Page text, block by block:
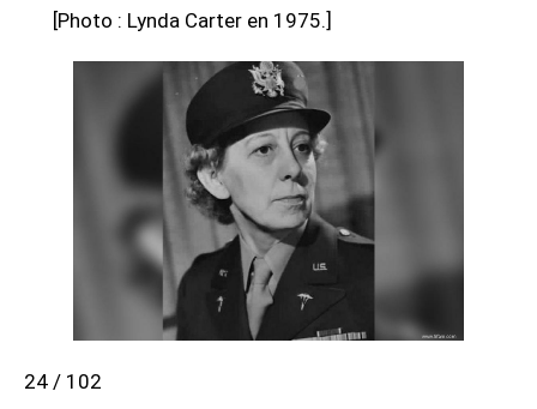
[Photo : Lynda Carter en 1975.]
24 / 102